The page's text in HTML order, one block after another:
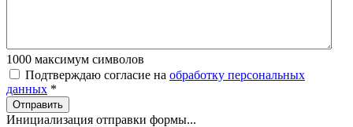
1000 максимум символов
Подтверждаю согласие на обработку персональных
данных *
Отправить
Инициализация отправки формы...